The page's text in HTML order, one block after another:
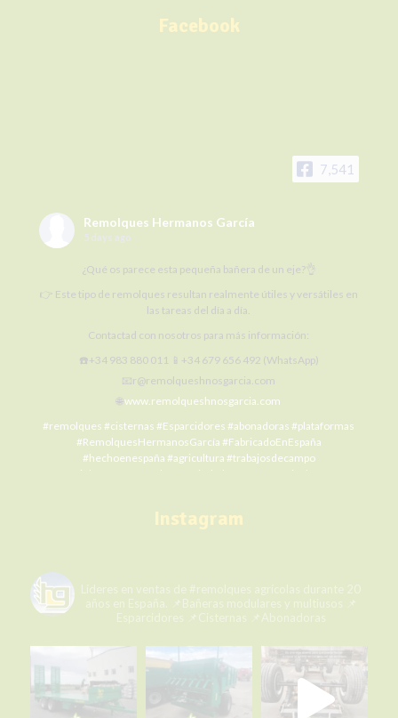
Facebook
7,541
Remolques Hermanos García
5 days ago
¿Qué os parece esta pequeña bañera de un eje?👌
👉 Este tipo de remolques resultan realmente útiles y versátiles en
las tareas del día a día.
Contactad con nosotros para más información:
☎️+34 983 880 011 📱+34 679 656 492 (WhatsApp)
📧r@remolqueshnosgarcia.com
🌐www.remolqueshnosgarcia.com
#remolques #cisternas #Esparcidores #abonadoras #plataformas
#RemolquesHermanosGarcía #FabricadoEnEspaña
#hechoenespaña #agricultura #trabajosdecampo
#SiElCampoNoProduceLaCiudadNoCome
#agriculture
#agro #ElCampoNoPara
View on Facebook
Remolques Hermanos García
Cerrando el día con la mejor vista y la mejor mercancía. ¡Momento
perfecto para unas fotos espectaculares! 🌇📸
Gracias a Fernando Paramo 🚜🌄
Instagram
Líderes en ventas de #remolques agrícolas durante 20
años en España.
📌Bañeras modulares y multiusos
📌
Esparcidores
📌Cisternas 📌Abonadoras